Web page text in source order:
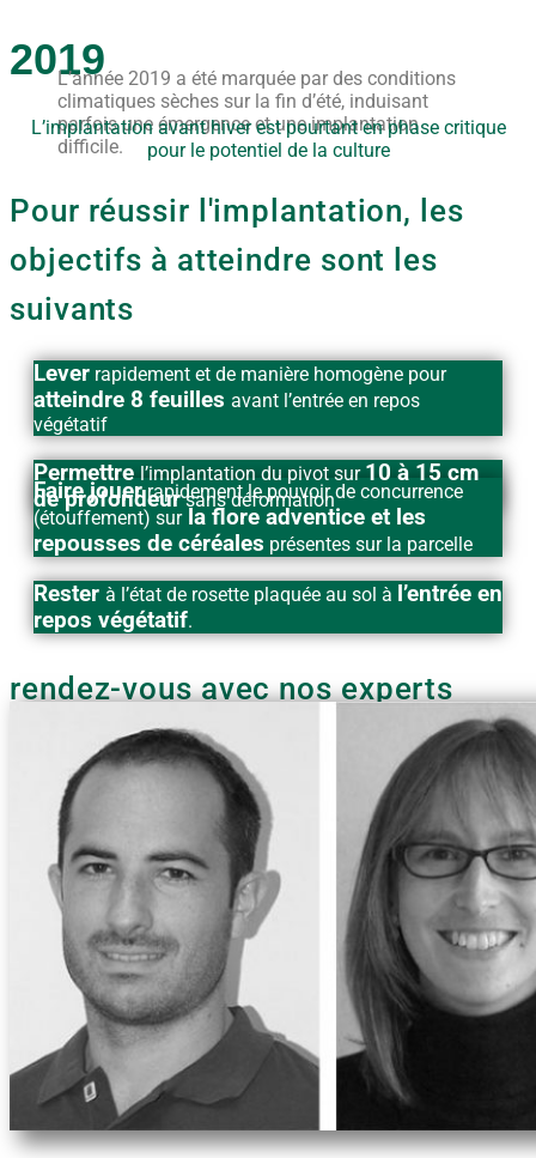
2019L’année 2019 a été marquée par des conditions
climatiques sèches sur la fin d’été, induisant
parfois une émergence et une implantation
difficile.
L’implantation avant hiver est pourtant en phase critique
pour le potentiel de la culture
Pour réussir l'implantation, les
objectifs à atteindre sont les
suivants
Lever rapidement et de manière homogène pour
atteindre 8 feuilles avant l’entrée en repos
végétatif
Permettrel’implantation du pivot sur10 à 15 cm
de profondeursans déformation
Faire jouerrapidement le pouvoir de concurrence
(étouffement) surla flore adventice et les
repousses de céréales présentes sur la parcelle
Rester à l’état de rosette plaquée au sol à l’entrée en
repos végétatif.
rendez-vous avec nos experts